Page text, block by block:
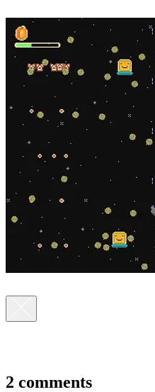
2 comments